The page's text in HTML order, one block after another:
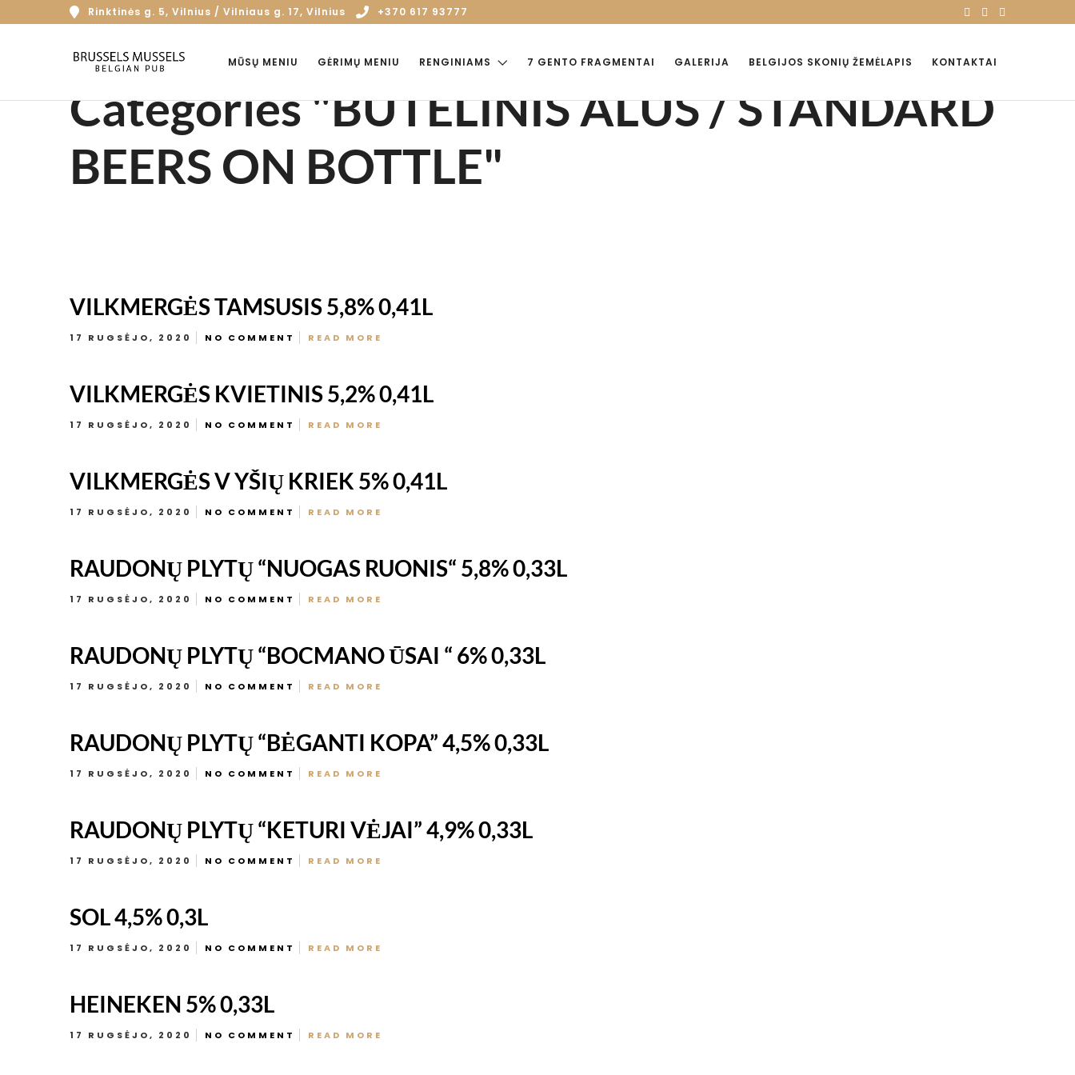
Rinktinės g. 5, Vilnius / Vilniaus g. 17, Vilnius +370 617 93777
MŪSŲ MENIU GĖRIMŲ MENIU RENGINIAMS 7 GENTO FRAGMENTAI GALERIJA BELGIJOS SKONIŲ ŽEMĖLAPIS KONTAKTAI
Categories "BUTELINIS ALUS / STANDARD
BEERS ON BOTTLE"
VILKMERGĖS TAMSUSIS 5,8% 0,41L
17 RUGSĖJO, 2020 NO COMMENT READ MORE
VILKMERGĖS KVIETINIS 5,2% 0,41L
17 RUGSĖJO, 2020 NO COMMENT READ MORE
VILKMERGĖS V YŠIŲ KRIEK 5% 0,41L
17 RUGSĖJO, 2020 NO COMMENT READ MORE
RAUDONŲ PLYTŲ “NUOGAS RUONIS“ 5,8% 0,33L
17 RUGSĖJO, 2020 NO COMMENT READ MORE
RAUDONŲ PLYTŲ “BOCMANO ŪSAI “ 6% 0,33L
17 RUGSĖJO, 2020 NO COMMENT READ MORE
RAUDONŲ PLYTŲ “BĖGANTI KOPA” 4,5% 0,33L
17 RUGSĖJO, 2020 NO COMMENT READ MORE
RAUDONŲ PLYTŲ “KETURI VĖJAI” 4,9% 0,33L
17 RUGSĖJO, 2020 NO COMMENT READ MORE
SOL 4,5% 0,3L
17 RUGSĖJO, 2020 NO COMMENT READ MORE
HEINEKEN 5% 0,33L
17 RUGSĖJO, 2020 NO COMMENT READ MORE